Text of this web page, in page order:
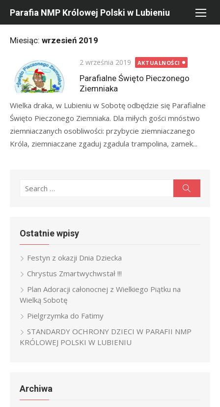
Parafia NMP Królowej Polski w Lubieniu
Miesiąc: wrzesień 2019
Posted
on
2 września 2019 AKTUALNOŚCI
Parafialne Święto Pieczonego
Ziemniaka
Wielka draka, w Lubieniu w Sobotę odbędzie się Parafialne
Święto Pieczonego Ziemniaka. Dla miłych gości mnóstwo
ziemniaczanych osobliwości: przybycie ziemniaczanego
Króla, ziemniaczane zgaduj zgadula trampolina, zamek...
Search
Ostatnie wpisy
Festyn z okazji Dnia Dziecka
Chrystus Zmartwychwstał !!!
Plan Adoracji całonocnej z Wielkiego Piątku na
Wielką Sobotę
Pielgrzymka do Fatimy
STANDARDY OCHRONY DZIECI W PARAFII NMP
KRÓLOWEJ POLSKI W LUBIENIU
Archiwa